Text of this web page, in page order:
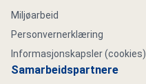
Miljøarbeid
Personvernerklæring
Informasjonskapsler (cookies)
Samarbeidspartnere